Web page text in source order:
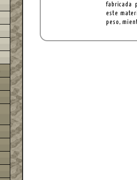
fabricada
este
peso,